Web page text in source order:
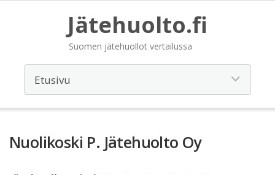
Jätehuolto.fi
Suomen jätehuollot vertailussa
Nuolikoski P. Jätehuolto Oy